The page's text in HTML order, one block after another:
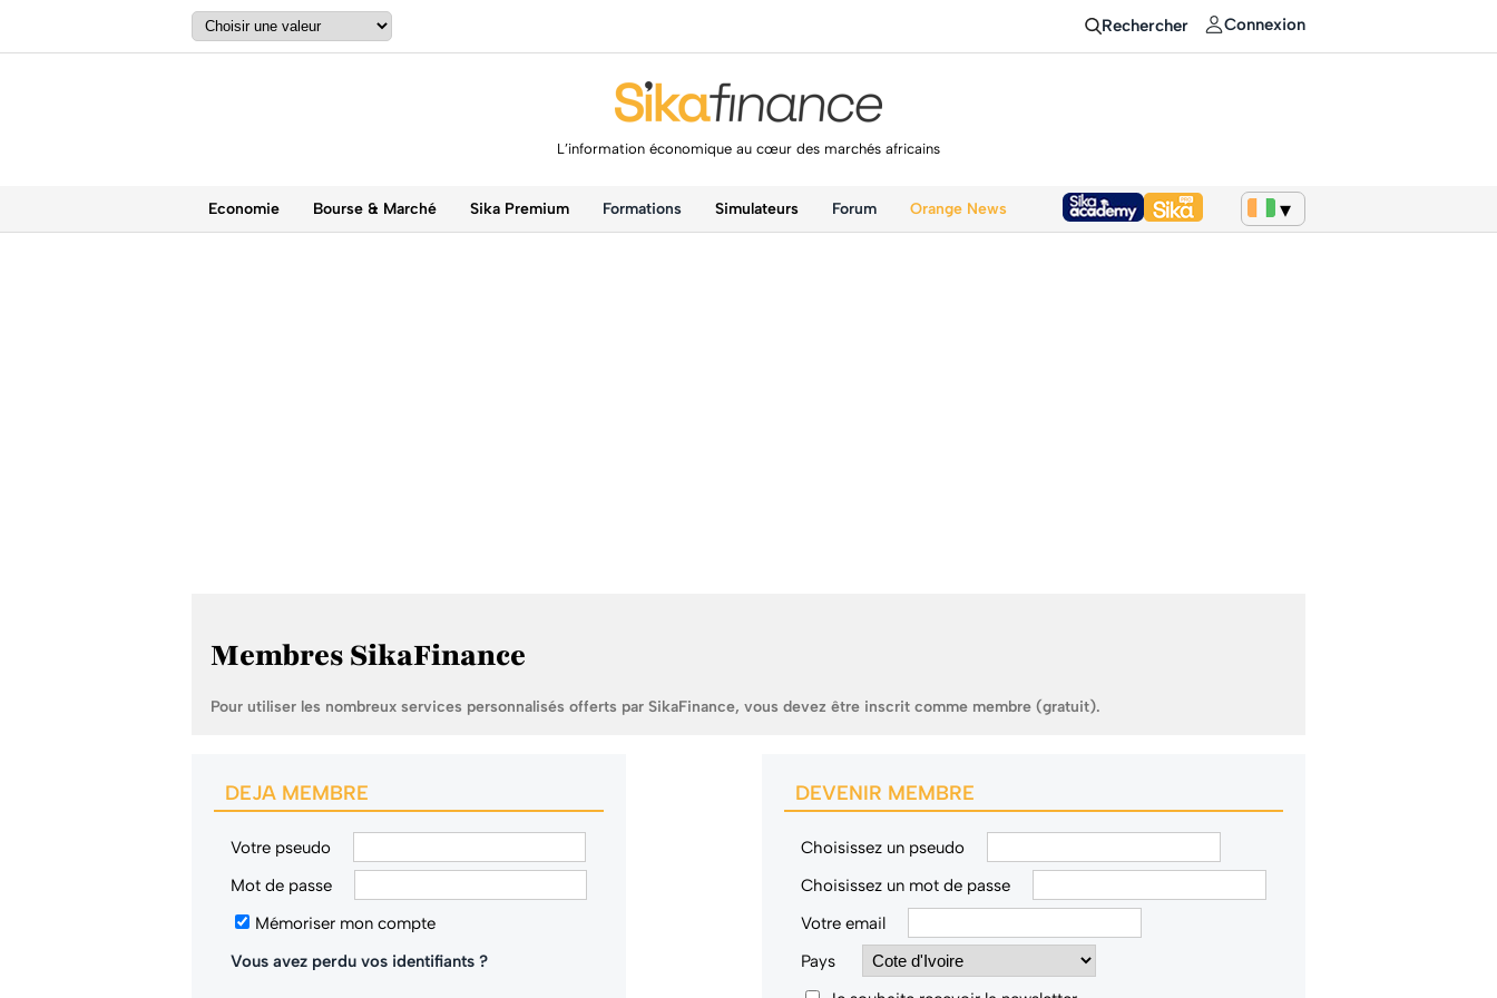
Rechercher Connexion
L’information économique au cœur des marchés africains
Economie Bourse & Marché Sika Premium Formations Simulateurs Forum Orange News
Membres SikaFinance
Pour utiliser les nombreux services personnalisés offerts par SikaFinance, vous devez être inscrit comme membre (gratuit).
DEJA MEMBRE
Votre pseudo
Mot de passe
Mémoriser mon compte
Vous avez perdu vos identifiants ?
DEVENIR MEMBRE
Choisissez un pseudo
Choisissez un mot de passe
Votre email
Pays